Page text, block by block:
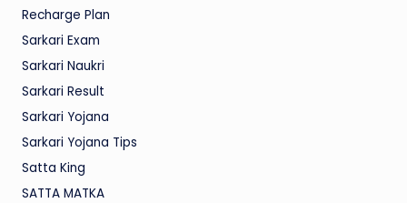
Recharge Plan
Sarkari Exam
Sarkari Naukri
Sarkari Result
Sarkari Yojana
Sarkari Yojana Tips
Satta King
SATTA MATKA